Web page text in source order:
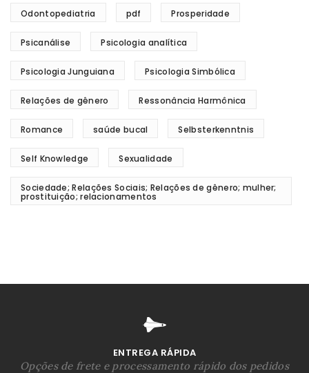
Odontopediatria pdf Prosperidade
Psicanálise Psicologia analítica
Psicologia Junguiana Psicologia Simbólica
Relações de gênero Ressonância Harmônica
Romance saúde bucal Selbsterkenntnis
Self Knowledge Sexualidade
Sociedade; Relações Sociais; Relações de gênero; mulher;
prostituição; relacionamentos
ENTREGA RÁPIDA
Opções de frete e processamento rápido dos pedidos